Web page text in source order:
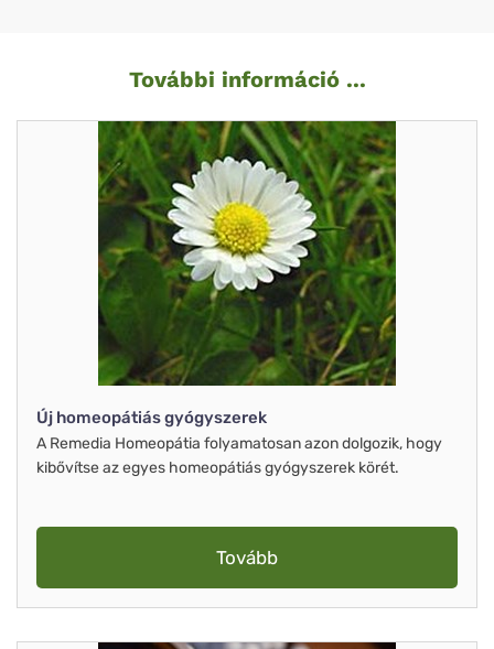
További információ ...
Új homeopátiás gyógyszerek
A Remedia Homeopátia folyamatosan azon dolgozik, hogy
kibővítse az egyes homeopátiás gyógyszerek körét.
Tovább